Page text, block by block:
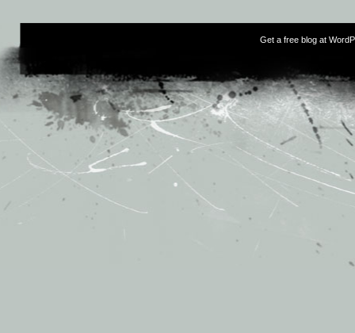
Get a free blog at